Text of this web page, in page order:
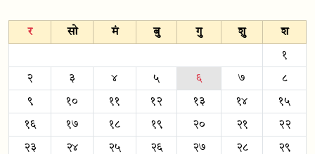
र सो मं बु गु शु श
१
२ ३ ४ ५ ६ ७ ८
९ १० ११ १२ १३ १४ १५
१६ १७ १८ १९ २० २१ २२
२३ २४ २५ २६ २७ २८ २९